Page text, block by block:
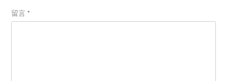
留言 *